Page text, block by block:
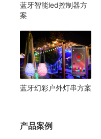
蓝牙智能led控制器方
案
蓝牙幻彩户外灯串方案
产品案例